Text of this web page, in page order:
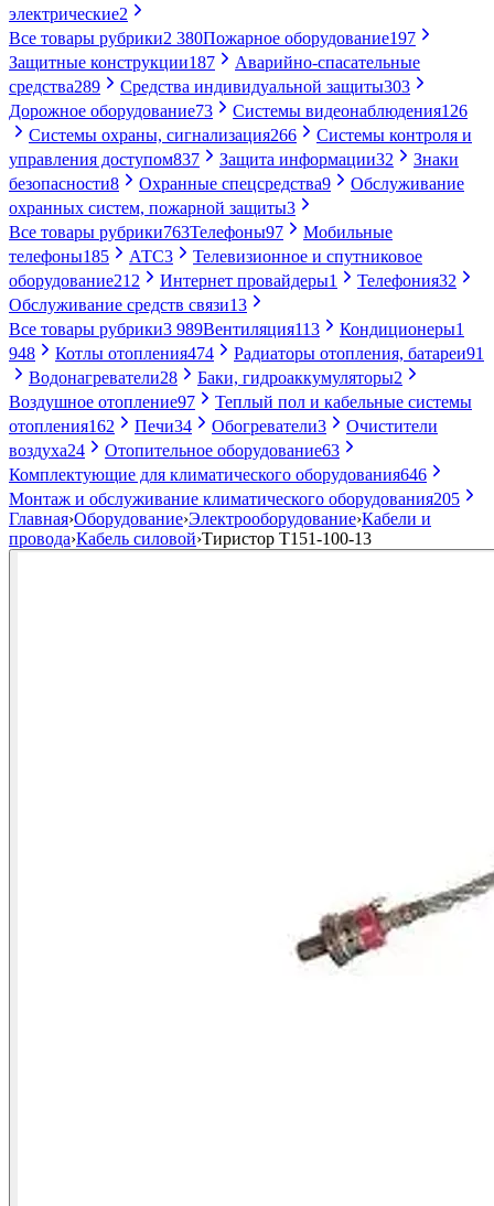
электрические2
Все товары рубрики2 380Пожарное оборудование197
Защитные конструкции187
Аварийно-спасательные
средства289 Средства индивидуальной защиты303
Дорожное оборудование73 Системы видеонаблюдения126
Системы охраны, сигнализация266
Системы контроля и
управления доступом837 Защита информации32
Знаки
безопасности8 Охранные спецсредства9
Обслуживание
охранных систем, пожарной защиты3
Все товары рубрики763Телефоны97
Мобильные
телефоны185 АТС3
Телевизионное и спутниковое
оборудование212 Интернет провайдеры1 Телефония32
Обслуживание средств связи13
Все товары рубрики3 989Вентиляция113 Кондиционеры1
948
Котлы отопления474 Радиаторы отопления, батареи91
Водонагреватели28 Баки, гидроаккумуляторы2
Воздушное отопление97
Теплый пол и кабельные системы
отопления162 Печи34 Обогреватели3
Очистители
воздуха24 Отопительное оборудование63
Комплектующие для климатического оборудования646
Монтаж и обслуживание климатического оборудования205
Главная›Оборудование›Электрооборудование›Кабели и
провода›Кабель силовой›Тиристор Т151-100-13